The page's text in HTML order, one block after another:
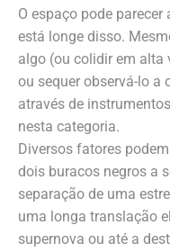
O espaço pode
está longe disso.
algo (ou colidir em alta
ou sequer observá-lo a
através de
nesta categoria.
Diversos fatores
dois buracos negros a
separação de uma
uma longa translação
supernova ou até a